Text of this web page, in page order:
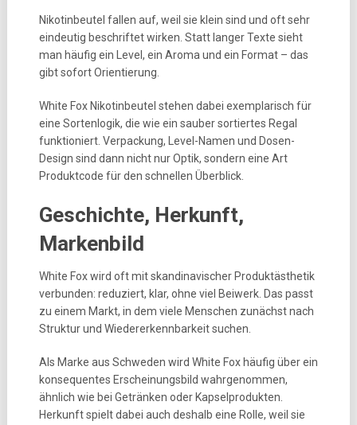
Nikotinbeutel fallen auf, weil sie klein sind und oft sehr
eindeutig beschriftet wirken. Statt langer Texte sieht
man häufig ein Level, ein Aroma und ein Format – das
gibt sofort Orientierung.
White Fox Nikotinbeutel stehen dabei exemplarisch für
eine Sortenlogik, die wie ein sauber sortiertes Regal
funktioniert. Verpackung, Level-Namen und Dosen-
Design sind dann nicht nur Optik, sondern eine Art
Produktcode für den schnellen Überblick.
Geschichte, Herkunft,
Markenbild
White Fox wird oft mit skandinavischer Produktästhetik
verbunden: reduziert, klar, ohne viel Beiwerk. Das passt
zu einem Markt, in dem viele Menschen zunächst nach
Struktur und Wiedererkennbarkeit suchen.
Als Marke aus Schweden wird White Fox häufig über ein
konsequentes Erscheinungsbild wahrgenommen,
ähnlich wie bei Getränken oder Kapselprodukten.
Herkunft spielt dabei auch deshalb eine Rolle, weil sie